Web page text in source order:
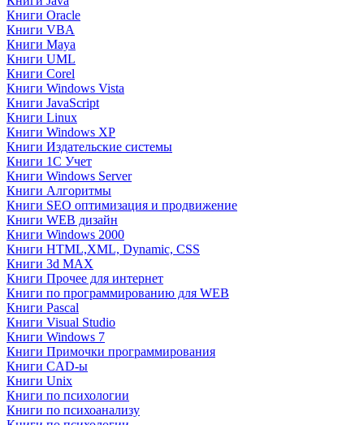
Книги Oracle
Книги VBA
Книги Maya
Книги UML
Книги Corel
Книги Windows Vista
Книги JavaScript
Книги Linux
Книги Windows XP
Книги Издательские системы
Книги 1C Учет
Книги Windows Server
Книги Алгоритмы
Книги SEO оптимизация и продвижение
Книги WEB дизайн
Книги Windows 2000
Книги HTML,XML, Dynamic, CSS
Книги 3d MAX
Книги Прочее для интернет
Книги по программированию для WEB
Книги Pascal
Книги Visual Studio
Книги Windows 7
Книги Примочки программирования
Книги CAD-ы
Книги Unix
Книги по психологии
Книги по психоанализу